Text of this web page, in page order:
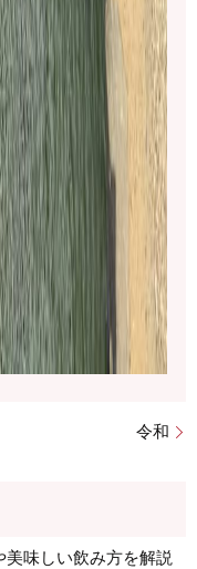
令和
美味しい飲み方を解説